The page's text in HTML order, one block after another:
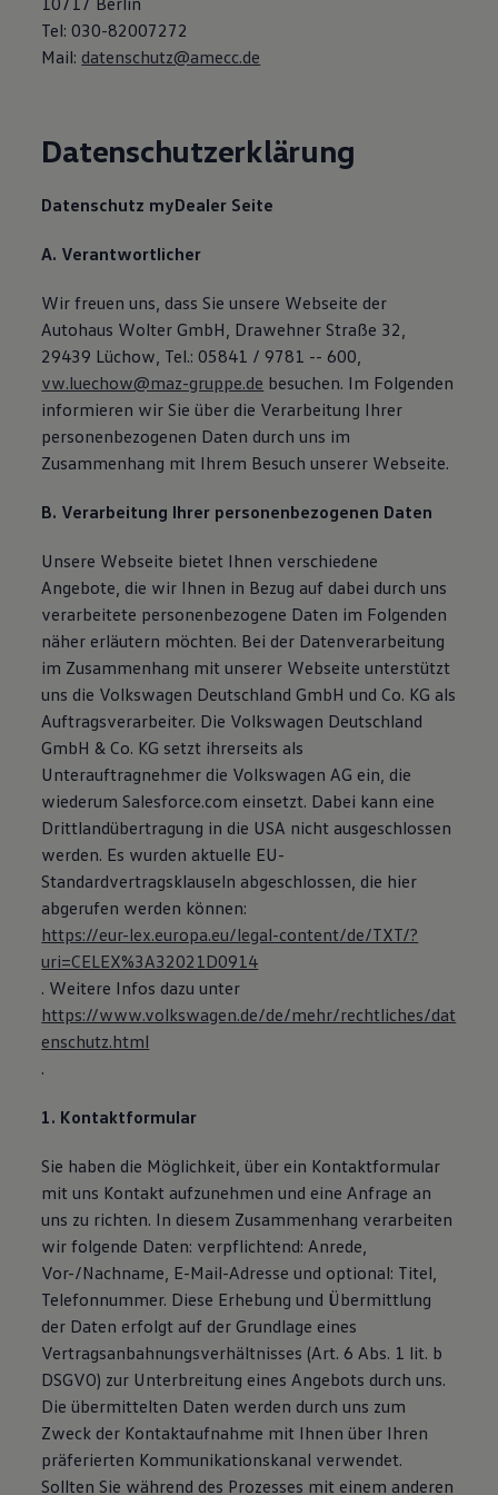
Magazin
Lifestyle
Transport
Pannen- und Unfallhilfe
Volkswagen Kundenbetreuung
Tel: 030-82007272
Mail: datenschutz@amecc.de
Datenschutzerklärung
Datenschutz myDealer Seite
A. Verantwortlicher
Wir freuen uns, dass Sie unsere Webseite der
Autohaus Wolter GmbH, Drawehner Straße 32,
29439 Lüchow, Tel.: 05841 / 9781 -- 600,
vw.luechow@maz-gruppe.de besuchen. Im Folgenden
informieren wir Sie über die Verarbeitung Ihrer
personenbezogenen Daten durch uns im
Zusammenhang mit Ihrem Besuch unserer Webseite.
B. Verarbeitung Ihrer personenbezogenen Daten
Unsere Webseite bietet Ihnen verschiedene
Angebote, die wir Ihnen in Bezug auf dabei durch uns
verarbeitete personenbezogene Daten im Folgenden
näher erläutern möchten. Bei der Datenverarbeitung
im Zusammenhang mit unserer Webseite unterstützt
uns die Volkswagen Deutschland GmbH und Co. KG als
Auftragsverarbeiter. Die Volkswagen Deutschland
GmbH & Co. KG setzt ihrerseits als
Unterauftragnehmer die Volkswagen AG ein, die
wiederum Salesforce.com einsetzt. Dabei kann eine
Drittlandübertragung in die USA nicht ausgeschlossen
werden. Es wurden aktuelle EU-
Standardvertragsklauseln abgeschlossen, die hier
abgerufen werden können:
https://eur-lex.europa.eu/legal-content/de/TXT/?
uri=CELEX%3A32021D0914
. Weitere Infos dazu unter
https://www.volkswagen.de/de/mehr/rechtliches/dat
enschutz.html
.
1. Kontaktformular
Sie haben die Möglichkeit, über ein Kontaktformular
mit uns Kontakt aufzunehmen und eine Anfrage an
uns zu richten. In diesem Zusammenhang verarbeiten
wir folgende Daten: verpflichtend: Anrede,
Vor-/Nachname, E-Mail-Adresse und optional: Titel,
Telefonnummer. Diese Erhebung und Übermittlung
der Daten erfolgt auf der Grundlage eines
Vertragsanbahnungsverhältnisses (Art. 6 Abs. 1 lit. b
DSGVO) zur Unterbreitung eines Angebots durch uns.
Die übermittelten Daten werden durch uns zum
Zweck der Kontaktaufnahme mit Ihnen über Ihren
präferierten Kommunikationskanal verwendet.
Sollten Sie während des Prozesses mit einem anderen